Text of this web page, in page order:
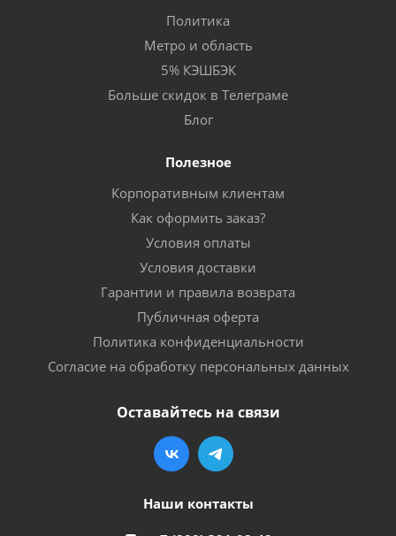
Политика
Метро и область
5% КЭШБЭК
Больше скидок в Телеграме
Блог
Полезное
Корпоративным клиентам
Как оформить заказ?
Условия оплаты
Условия доставки
Гарантии и правила возврата
Публичная оферта
Политика конфиденциальности
Согласие на обработку персональных данных
Оставайтесь на связи
Наши контакты